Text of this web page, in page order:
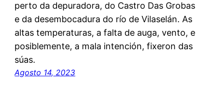
perto da depuradora, do Castro Das Grobas
e da desembocadura do río de Vilaselán. As
altas temperaturas, a falta de auga, vento, e
posiblemente, a mala intención, fixeron das
súas.
Agosto 14, 2023